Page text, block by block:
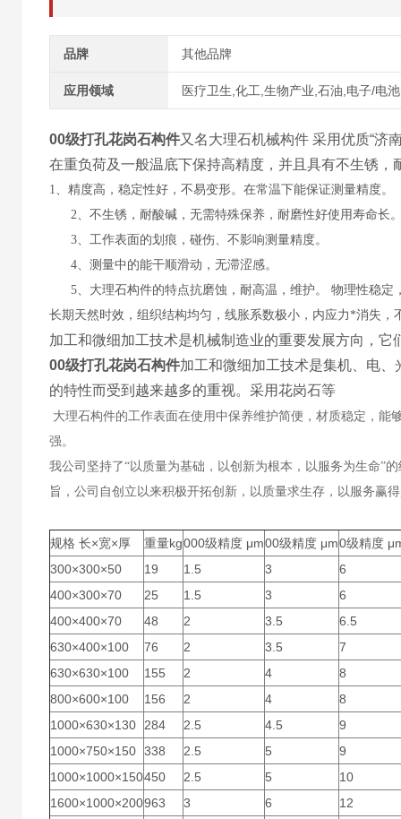
品牌 其他品牌
应用领域 医疗卫生,化工,生物产业,石油,电子/电池
00级打孔花岗石构件又名大理石机械构件 采用优质“济
在重负荷及一般温底下保持高精度，并且具有不生锈
1、精度高，稳定性好，不易变形。在常温下能保证测量精度。
2、不生锈，耐酸碱，无需特殊保养，耐磨性好使用寿命长
3、工作表面的划痕，碰伤、不影响测量精度。
4、测量中的能干顺滑动，无滞涩感。
5、大理石构件的特点抗磨蚀，耐高温，维护。 物理性稳定
长期天然时效，组织结构均匀，线胀系数极小，内应力*消失，
加工和微细加工技术是机械制造业的重要发展方向，
00级打孔花岗石构件加工和微细加工技术是集机、电
的特性而受到越来越多的重视。采用花岗石等
大理石构件的工作表面在使用中保养维护简便，材质稳定，
强。
我公司坚持了“以质量为基础，以创新为根本，以服务为生命”
旨，公司自创立以来积极开拓创新，以质量求生存，以服务赢
规格 长×宽×厚 重量kg000级精度 μm00级精度 μm0级精度
300×300×50
19 1.5 3
6
400×300×70
25 1.5 3
6
400×400×70
48 2 3.5
6.5
630×400×100
76 2 3.5
7
630×630×100
155 2 4
8
800×600×100
156 2 4
8
1000×630×130
284 2.5 4.5
9
1000×750×150 338 2.5 5
9
1000×1000×150450 2.5 5
10
1600×1000×200963 3 6
12